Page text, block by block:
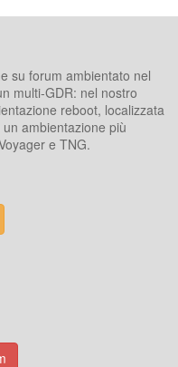
su forum ambientato nel
multi-GDR: nel nostro
reboot, localizzata
ambientazione più
e TNG.